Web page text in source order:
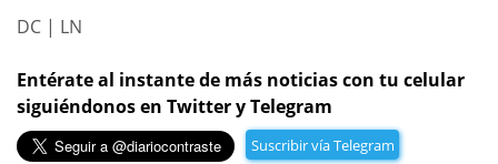
DC | LN
Entérate al instante de más noticias con tu celular
siguiéndonos en Twitter y Telegram
Suscribir vía Telegram